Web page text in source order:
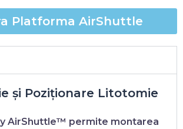
Platforma AirShuttle
și Poziționare Litotomie
AirShuttle™ permite montarea